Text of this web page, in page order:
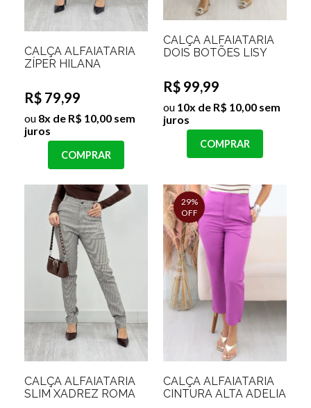
CALÇA ALFAIATARIA
ZÍPER HILANA
R$ 79,99
ou 8x de R$ 10,00 sem
juros
COMPRAR
CALÇA ALFAIATARIA
DOIS BOTÕES LISY
R$ 99,99
ou 10x de R$ 10,00 sem
juros
COMPRAR
CALÇA ALFAIATARIA
SLIM XADREZ ROMA
29%
OFF
CALÇA ALFAIATARIA
CINTURA ALTA ADELIA